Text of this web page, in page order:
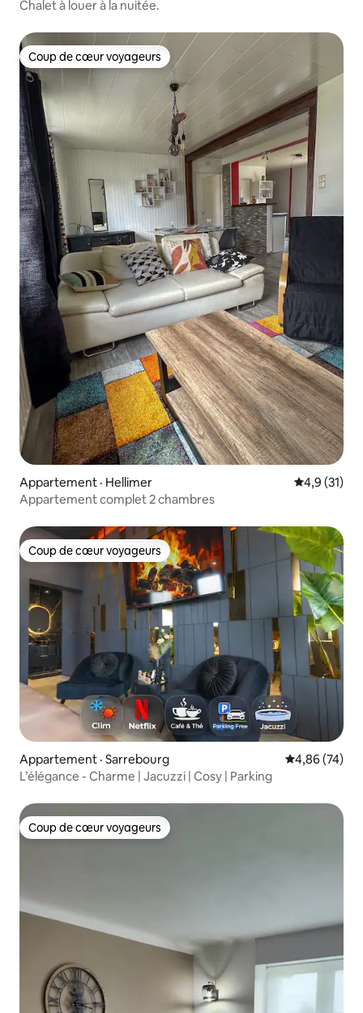
Chalet à louer à la nuitée.
Coup de cœur voyageurs
Coup de cœur voyageurs
Appartement · Hellimer Note
4,9 (31)
Appartement complet 2 chambres
Coup de cœur voyageurs
Coup de cœur voyageurs
Appartement · Sarrebourg Note
4,86 (74)
L’élégance - Charme | Jacuzzi | Cosy | Parking
Coup de cœur voyageurs
Coup de cœur voyageurs